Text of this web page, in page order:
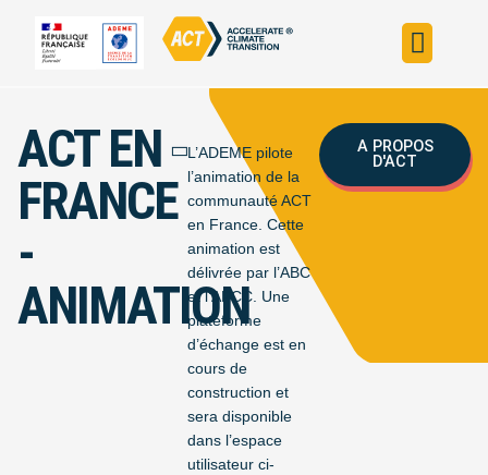
ACT EN
FRANCE
-
ANIMATION
L’ADEME pilote
l’animation de la
communauté ACT
en France. Cette
animation est
délivrée par l’ABC
et l’APCC. Une
plateforme
d’échange est en
cours de
construction et
sera disponible
dans l’espace
utilisateur ci-
A PROPOS
D'ACT